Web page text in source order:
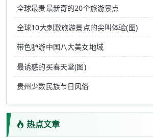
全球最贵最新奇的20个旅游景点
全球10大刺激旅游景点的尖叫体验(图)
带色驴游中国八大美女地域
最诱惑的买春天堂(图)
贵州少数民族节日风俗
热点文章